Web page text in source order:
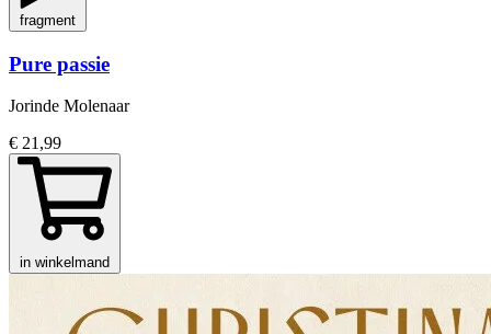
fragment
Pure passie
Jorinde Molenaar
€ 21,99
in winkelmand